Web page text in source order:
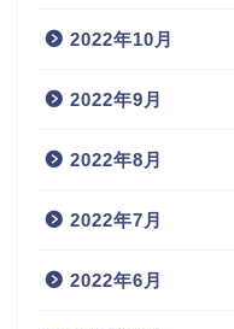
2022年10月
2022年9月
2022年8月
2022年7月
2022年6月